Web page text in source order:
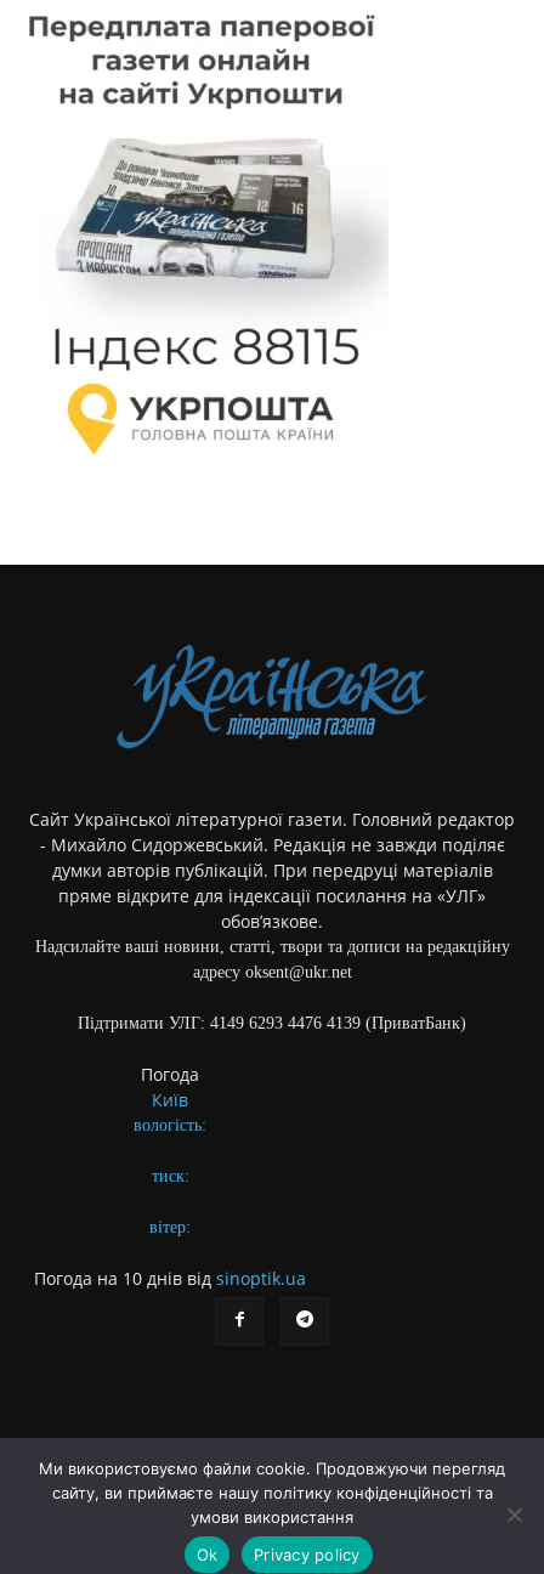
Сайт Української літературної газети. Головний редактор
- Михайло Сидоржевський. Редакція не завжди поділяє
думки авторів публікацій. При передруці матеріалів
пряме відкрите для індексації посилання на «УЛГ»
обов’язкове.
Надсилайте ваші новини, статті, твори та дописи на редакційну
адресу oksent@ukr.net
Підтримати УЛГ: 4149 6293 4476 4139 (ПриватБанк)
Погода
Київ
вологість:
тиск:
вітер:
Погода на 10 днів від sinoptik.ua
Про газету
Правила користування сайтом
Політика конфіденційності
© Українська літературна газета. Заснована 2009 року
Ми використовуємо файли cookie. Продовжуючи перегляд
сайту, ви приймаєте нашу політику конфіденційності та
умови використання
Ok
Privacy policy